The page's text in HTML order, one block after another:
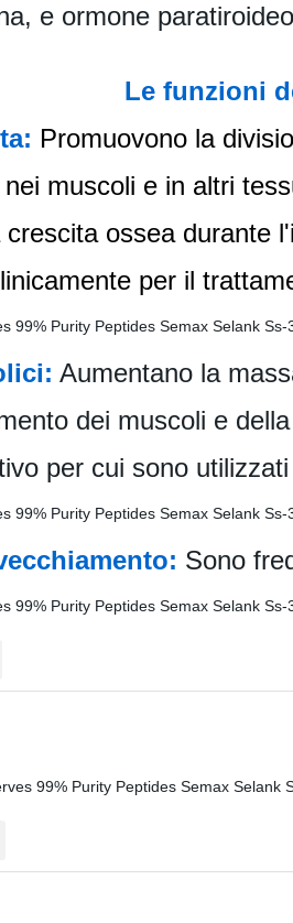
e ormone
Le funzioni
Promuovono la
muscoli e in altri
ossea durante
per il
Aumentano la
dei muscoli e
per cui sono
Sono